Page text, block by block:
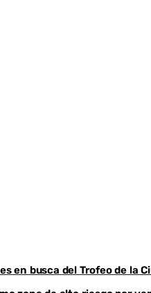
en busca del Trofeo de la